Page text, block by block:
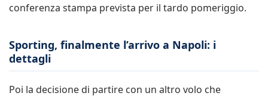
conferenza stampa prevista per il tardo pomeriggio.
Sporting, finalmente l’arrivo a Napoli: i
dettagli
Poi la decisione di partire con un altro volo che